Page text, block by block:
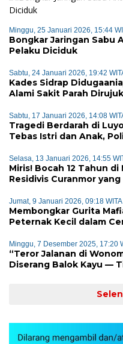
Minggu, 25 Januari 2026, 15:44
Bongkar Jaringan Sabu
Pelaku Diciduk
Sabtu, 24 Januari 2026, 19:42
Kades Sidrap
Alami Sakit Parah
Sabtu, 17 Januari 2026, 14:08
Tragedi Berdarah di
Tebas Istri dan Anak,
Selasa, 13 Januari 2026, 14:55
Miris! Bocah 12 Tahun
Residivis Curanmor
Jumat, 9 Januari 2026, 09:18 WITA
Membongkar Gurita
Peternak Kecil dalam
Minggu, 7 Desember 2025, 17:20
“Teror Jalanan di
Diserang Balok Kayu —